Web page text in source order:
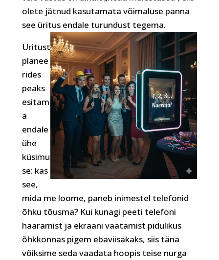
olete jätnud kasutamata võimaluse panna
see üritus endale turundust tegema.
Üritust
planee
rides
peaks
esitam
a
endale
ühe
küsimu
se: kas
see,
mida me loome, paneb inimestel telefonid
õhku tõusma? Kui kunagi peeti telefoni
haaramist ja ekraani vaatamist pidulikus
õhkkonnas pigem ebaviisakaks, siis täna
võiksime seda vaadata hoopis teise nurga